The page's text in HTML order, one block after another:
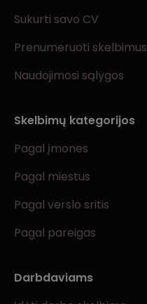
Sukurti savo CV
Prenumeruoti skelbimus
Naudojimosi sąlygos
Skelbimų kategorijos
Pagal įmones
Pagal miestus
Pagal verslo sritis
Pagal pareigas
Darbdaviams